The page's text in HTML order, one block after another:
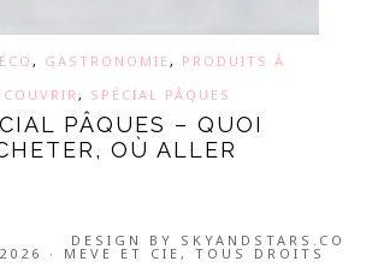
, GASTRONOMIE, PRODUITS À
, SPÉCIAL PÂQUES
PÂQUES – QUOI
OÙ ALLER
DESIGN BY SKYANDSTARS.CO
· MEVE ET CIE, TOUS DROITS